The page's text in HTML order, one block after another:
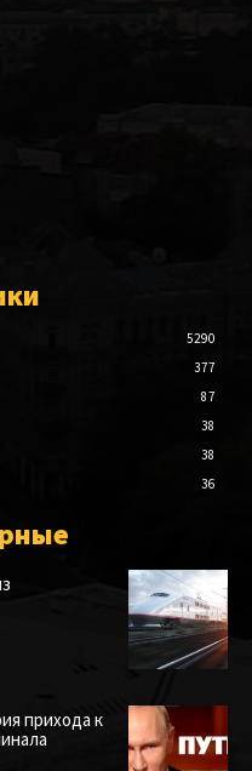
5290
377
87
38
38
36
прихода к